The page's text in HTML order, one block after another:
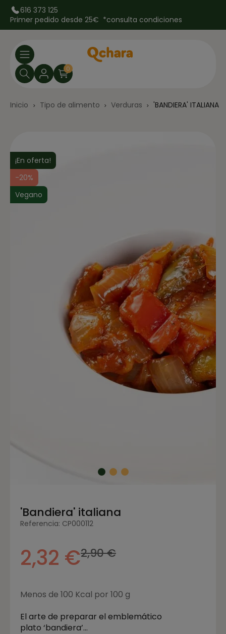
616 373 125
Primer pedido desde 25€ *consulta condiciones
0
Inicio Tipo de alimento Verduras 'BANDIERA' ITALIANA
¡En oferta!
-20%
Vegano
'Bandiera' italiana
Referencia: CP000112
2,32 €2,90 €
Menos de 100 Kcal por 100 g
El arte de preparar el emblemático
plato ‘bandiera’…